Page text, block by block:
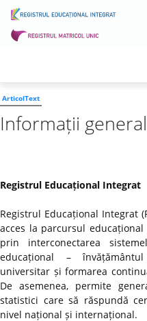
ArticolText
Informații
Registrul Educațional Integrat
Registrul Educațional Integrat
acces la parcursul
prin interconectarea
educațional –
universitar și formarea
De asemenea, permite
statistici care să răspundă
nivel național și internațional.